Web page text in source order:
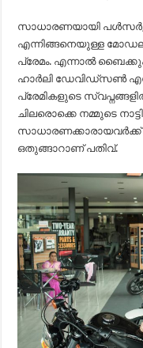
സാധാരണയായി പൾസർ,
എന്നിങ്ങനെയുള്ള
പ്രേമം. എന്നാൽ
ഹാർലി ഡേവിഡ്സൺ
പ്രേമികളുടെ
ചിലരൊക്കെ നമ്മുടെ
സാധാരണക്കാരായവർക്ക്
ഒതുങ്ങാറാണ് പതിവ്.